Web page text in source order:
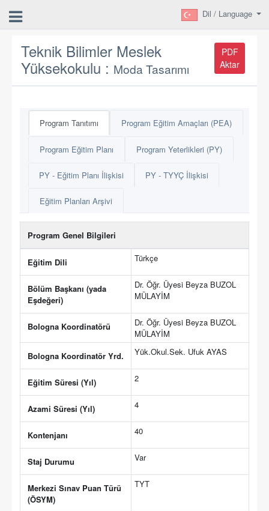
Dil / Language
Teknik Bilimler Meslek
Yüksekokulu : Moda Tasarımı
PDF
Aktar
Program Tanıtımı Program Eğitim Amaçları (PEA)
Program Eğitim Planı Program Yeterlikleri (PY)
PY - Eğitim Planı İlişkisi PY - TYYÇ İlişkisi
Eğitim Planları Arşivi
Program Genel Bilgileri
Eğitim Dili Türkçe
Bölüm Başkanı (yada
Eşdeğeri)
Dr. Öğr. Üyesi Beyza BUZOL
MÜLAYİM
Bologna Koordinatörü
Dr. Öğr. Üyesi Beyza BUZOL
MÜLAYİM
Bologna Koordinatör Yrd.
Yük.Okul.Sek. Ufuk AYAS
Eğitim Süresi (Yıl) 2
Azami Süresi (Yıl) 4
Kontenjanı 40
Staj Durumu Var
Merkezi Sınav Puan Türü
(ÖSYM)
TYT